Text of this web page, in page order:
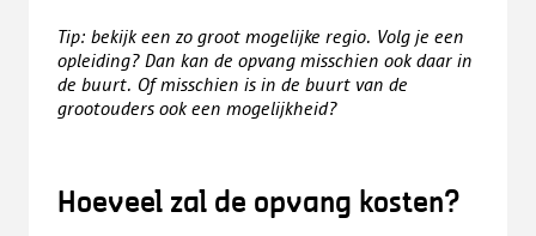
Tip: bekijk een zo groot mogelijke regio. Volg je een
opleiding? Dan kan de opvang misschien ook daar in
de buurt. Of misschien is in de buurt van de
grootouders ook een mogelijkheid?
Hoeveel zal de opvang kosten?